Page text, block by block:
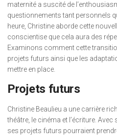
maternité a suscité de
questionnements tant personnels
heure, Christine aborde cette
conscientise que cela aura des
Examinons comment cette
projets futurs ainsi que les
mettre en place.
Projets futurs
Christine Beaulieu a une carrière
théâtre, le cinéma et l’écriture.
ses projets futurs pourraient